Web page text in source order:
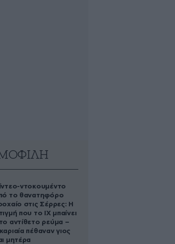
ντοκουμέντο
το θανατηφόρο
στις Σέρρες: Η
που το ΙΧ μπαίνει
αντίθετο ρεύμα –
πέθαναν γιος
μητέρα